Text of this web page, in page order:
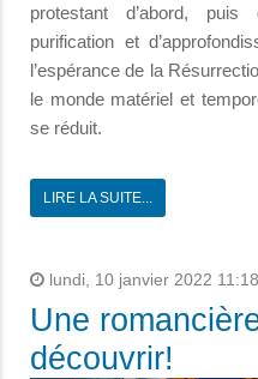
protestant d’abord,
purification et
l’espérance de la
le monde matériel et
se réduit.
LIRE LA SUITE...
lundi, 10 janvier 2022 11:18
Une
découvrir!